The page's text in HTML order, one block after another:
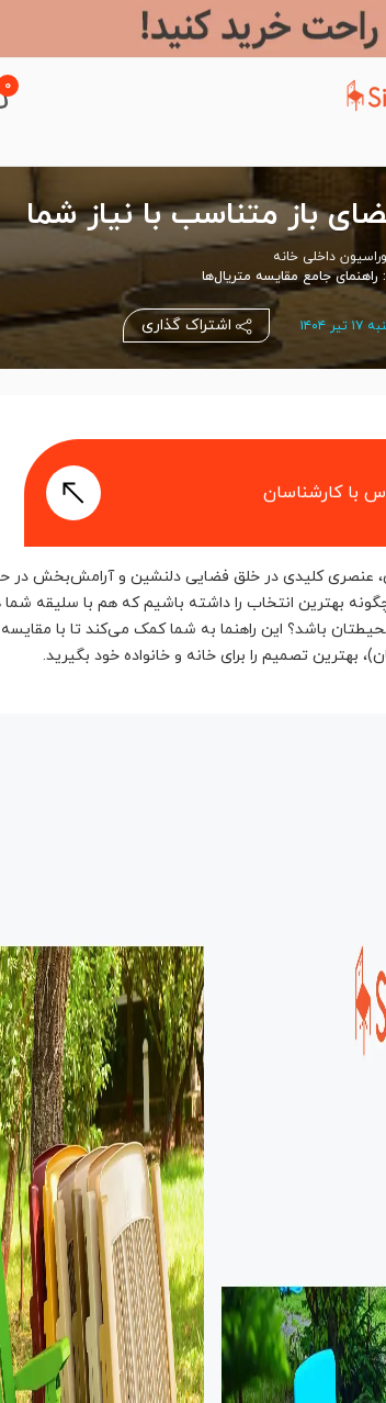
0
باز متناسب با نیاز شما
داخلی خانه
راهنمای جامع مقایسه متریال‌ها
۱۴۰۴ اشتراک گذاری
با کارشناسان
عنصری کلیدی در خلق فضایی دلنشین و آرامش‌بخش در
بهترین انتخاب را داشته باشیم که هم با سلیقه
باشد؟ این راهنما به شما کمک می‌کند تا با مقایسه
بهترین تصمیم را برای خانه و خانواده خود بگیرید.